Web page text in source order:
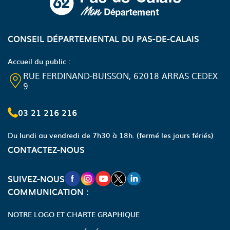
CONSEIL DÉPARTEMENTAL DU PAS-DE-CALAIS
Accueil du public :
RUE FERDINAND-BUISSON, 62018 ARRAS CEDEX
9
03 21 216 216
Du lundi au vendredi de 7h30 à 18h. (fermé les jours fériés)
CONTACTEZ-NOUS
SUIVEZ-NOUSNOUVELLE FENÊTRE VERS LA PAGE
NOUVELLE FENÊTRE VERS LA
NOUVELLE FENÊTRE VERS LA
NOUVELLE FENÊTRE VERS
NOUVELLE FENÊTRE
COMMUNICATION :
NOTRE LOGO ET CHARTE GRAPHIQUE